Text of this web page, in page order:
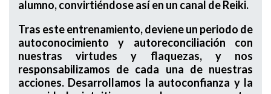
alumno, convirtiéndose así en un canal de Reiki.
Tras este entrenamiento, deviene un periodo de
autoconocimiento y autoreconciliación con
nuestras virtudes y flaquezas, y nos
responsabilizamos de cada una de nuestras
acciones. Desarrollamos la autoconfianza y la